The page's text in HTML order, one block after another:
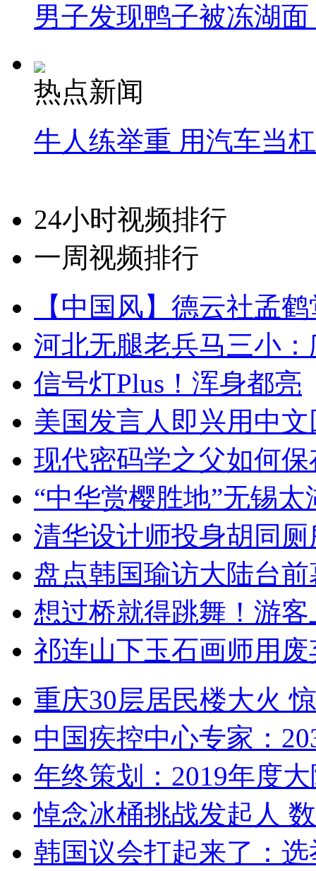
男子发现鸭子被冻湖
热点新闻
牛人练举重 用汽车当
24小时视频排行
一周视频排行
【中国风】德云社孟
河北无腿老兵马三小
信号灯Plus！浑身都亮
美国发言人即兴用中
现代密码学之父如何
“中华赏樱胜地”无锡
清华设计师投身胡同
盘点韩国瑜访大陆台
想过桥就得跳舞！游客
祁连山下玉石画师用
重庆30层居民楼大火
中国疾控中心专家：
年终策划：2019年度
悼念冰桶挑战发起人
韩国议会打起来了：